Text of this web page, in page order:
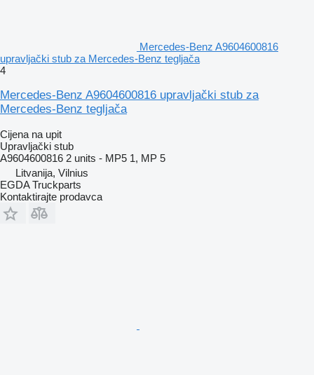
Mercedes-Benz A9604600816
upravljački stub za Mercedes-Benz tegljača
4
Mercedes-Benz A9604600816 upravljački stub za
Mercedes-Benz tegljača
Cijena na upit
Upravljački stub
A9604600816 2 units - MP5 1, MP 5
Litvanija, Vilnius
EGDA Truckparts
Kontaktirajte prodavca